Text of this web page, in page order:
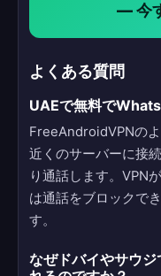
— 今
よくある質問
UAEで無料で
FreeAndroidVPNのよ
近くのサーバーに接
り通話します。VPN
は通話をブロックで
す。
なぜドバイやサウ